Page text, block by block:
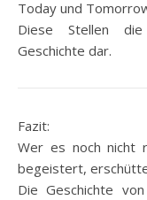
Today und
Diese Stellen die
Geschichte dar.
Fazit:
Wer es noch nicht
begeistert,
Die Geschichte